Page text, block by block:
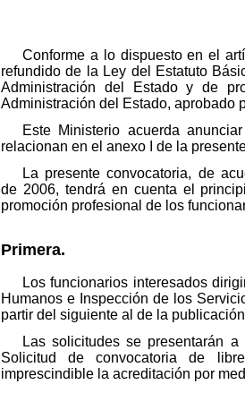
Conforme a lo dispuesto en el
refundido de la Ley del Estatuto
Administración del Estado y de
Administración del Estado, aprobado
Este Ministerio acuerda
relacionan en el anexo I de la
La presente convocatoria, de
de 2006, tendrá en cuenta el
promoción profesional de los
Primera.
Los funcionarios interesados
Humanos e Inspección de los
partir del siguiente al de la
Las solicitudes se presentarán
Solicitud de convocatoria de libre
imprescindible la acreditación por